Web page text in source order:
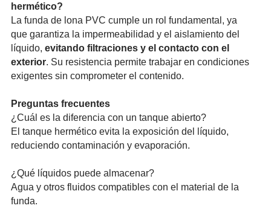
hermético?
La funda de lona PVC cumple un rol funda­menta­l, ya
que garantiza la imper­meabi­lidad y el aisla­mient­o del
líquido, evitando filtr­acion­es y el contacto con el
exterior. Su resis­tenci­a permite trabajar en condi­cione­s
exigentes sin compr­omete­r el contenido.
Preguntas frecu­entes
¿Cuál es la difer­encia con un tanque abierto?
El tanque hermético evita la exposición del líquido,
reduc­iendo conta­minac­ión y evaporación.
¿Qué líquidos puede almacenar?
Agua y otros fluidos compa­tible­s con el material de la
funda.